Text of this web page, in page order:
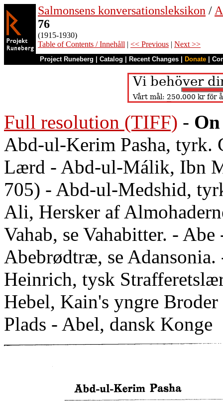
Salmonsens konversationsleksikon /
76
(1915-1930)
Table of Contents / Innehåll | << Previous | Next >>
Project Runeberg Catalog Recent Changes Donate
Full resolution (TIFF) -
Abd-ul-Kerim Pasha, tyrk.
Lærd - Abd-ul-Málik, Ibn
705) - Abd-ul-Medshid,
Ali, Hersker af
Vahab, se Vahabitter. -
Abebrødtræ, se
Heinrich, tysk
Hebel, Kain's yngre
Plads - Abel, dansk Konge